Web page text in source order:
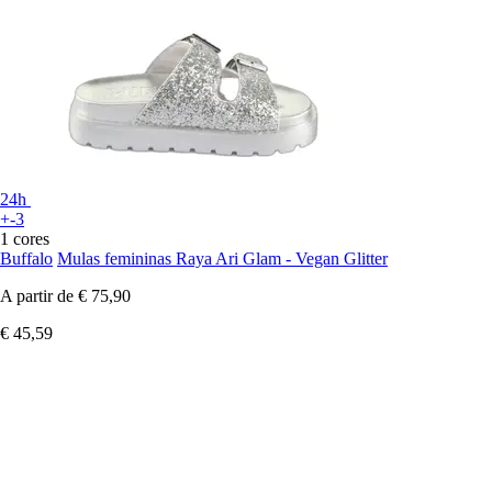
24h
+-3
1 cores
Buffalo Mulas femininas Raya Ari Glam - Vegan Glitter
A partir de € 75,90
€ 45,59